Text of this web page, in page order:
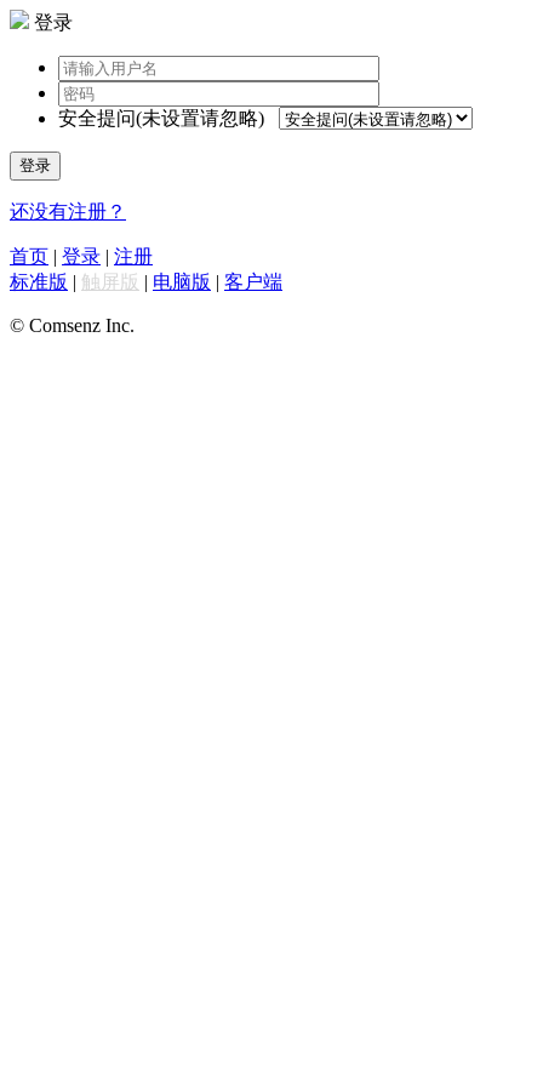
登录
安全提问(未设置请忽略)
登录
还没有注册？
首页 | 登录 | 注册
标准版 | 触屏版 | 电脑版 | 客户端
© Comsenz Inc.